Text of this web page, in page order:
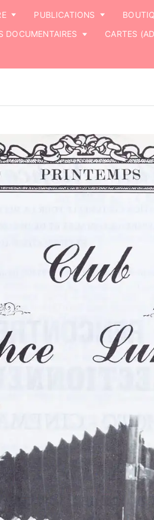
PUBLICATIONS
DOCUMENTAIRES CARTES